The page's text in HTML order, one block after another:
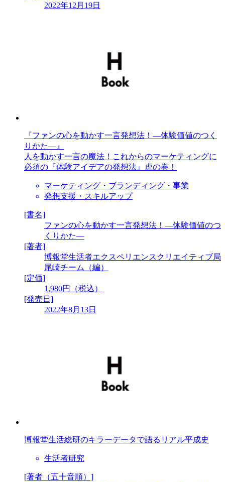
2022年12月19日
『ファンの心を動かす一言発想法！―体験価値のつく
りかた―』
人を動かす一言の魔法！これからのマーケティングに
必須の『体験アイデアの発想法』虎の巻！
マーケティング・ブランディング・事業
発想支援・スキルアップ
[書名]
ファンの心を動かす一言発想法！―体験価値のつ
くりかた―
[著者]
博報堂生活者エクスペリエンスクリエイティブ局
尾崎チーム（編）
[定価]
1,980円（税込）
[発売日]
2022年8月13日
博報堂生活総研のキラーデータで語るリアル平成史
生活者研究
[著者（五十音順）]